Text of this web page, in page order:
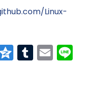
Linux-
Qzone
Tumblr